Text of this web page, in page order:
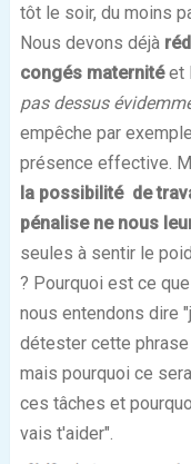
tôt le soir, du moins
Nous devons déjà
congés maternitéet
pas dessus
empêche par
présence effective.
la possibilité de
pénalise ne nous
seules à sentir le
? Pourquoi est ce
nous entendons dire
détester cette phrase
mais pourquoi ce
ces tâches et
vais t'aider".